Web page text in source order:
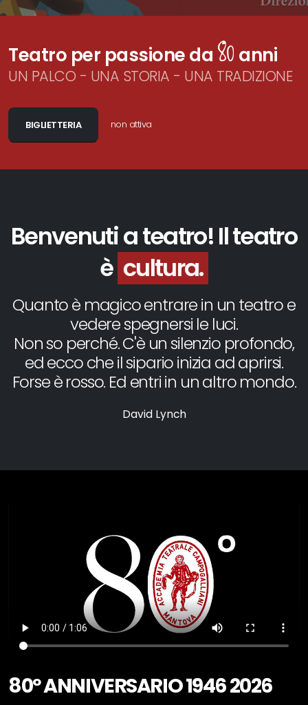
Teatro per passione da80 anni
UN PALCO - UNA STORIA - UNA TRADIZIONE
BIGLIETTERIA non attiva
Benvenuti a teatro! Il teatro
è cultura.
Quanto è magico entrare in un teatro e
vedere spegnersi le luci.
Non so perché. C'è un silenzio profondo,
ed ecco che il sipario inizia ad aprirsi.
Forse è rosso. Ed entri in un altro mondo.
David Lynch
80º ANNIVERSARIO 1946 2026